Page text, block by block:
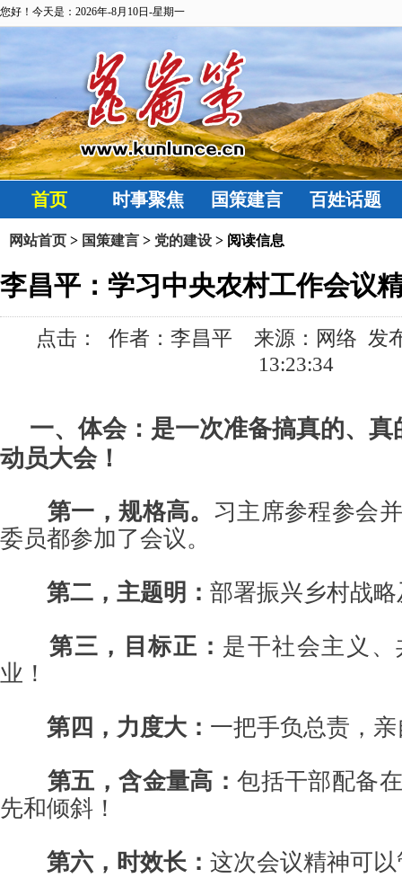
您好！今天是：2026年-8月10日-星期一
首页 时事聚焦 国策建言 百姓话题
网站首页 > 国策建言 > 党的建设 > 阅读信息
李昌平：学习中央农村工作会议
点击：
作者：李昌平 来源：网络 发
13:23:34
一、体会：是一次准备搞真的、
动员大会！
第一，规格高。 习主席参程参会
委员都参加了会议。
第二，主题明： 部署振兴乡村战
第三，目标正： 是干社会主义
业！
第四，力度大： 一把手负总责，
第五，含金量高：包括干部配备
先和倾斜！
第六，时效长： 这次会议精神可以